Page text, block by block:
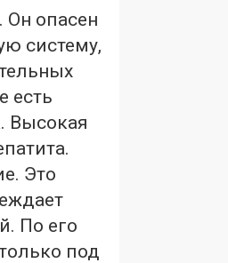
Он опасен
систему,
есть
Высокая
Это
По его
под